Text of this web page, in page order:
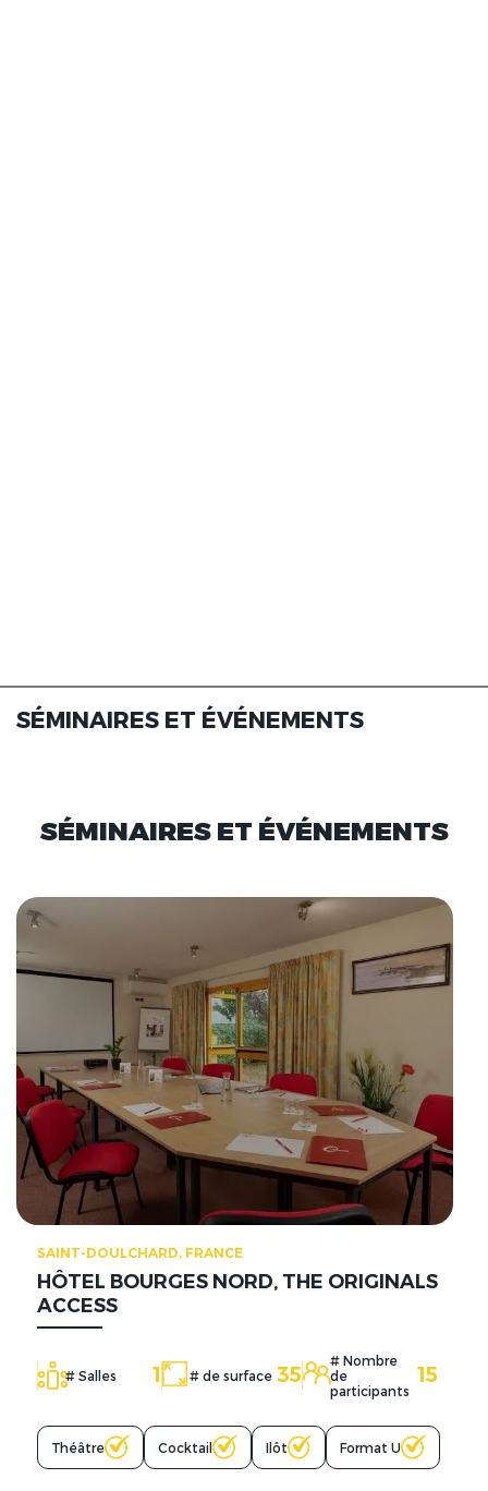
SÉMINAIRES ET ÉVÉNEMENTS
SÉMINAIRES ET ÉVÉNEMENTS
SAINT-DOULCHARD, FRANCE
HÔTEL BOURGES NORD, THE ORIGINALS
ACCESS
# Salles 1 # de surface 35
# Nombre
de
participants
15
Théâtre Cocktail Ilôt Format U